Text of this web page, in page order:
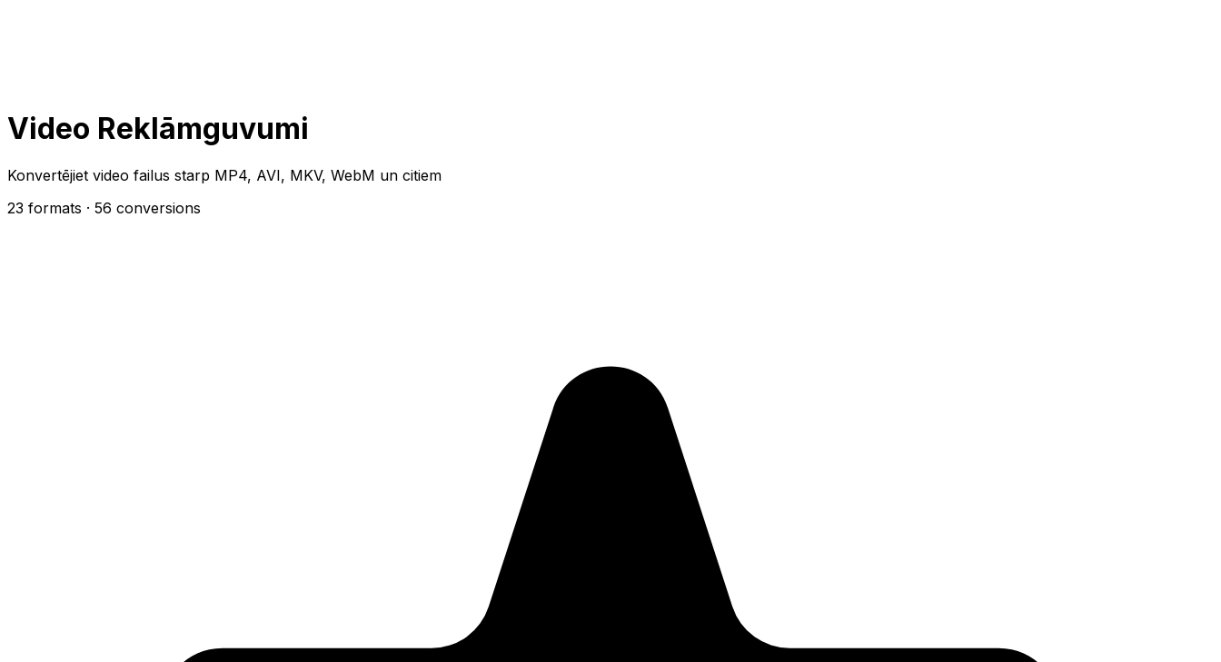
Video Reklāmguvumi
Konvertējiet video failus starp MP4, AVI, MKV, WebM un citiem
23 formats · 56 conversions